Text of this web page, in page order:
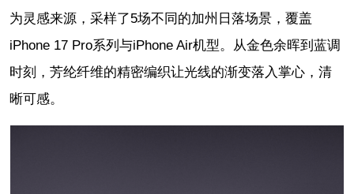
为灵感来源，采样了5场不同的加州日落场景，覆盖
iPhone 17 Pro系列与iPhone Air机型。从金色余晖到蓝调
时刻，芳纶纤维的精密编织让光线的渐变落入掌心，清
晰可感。